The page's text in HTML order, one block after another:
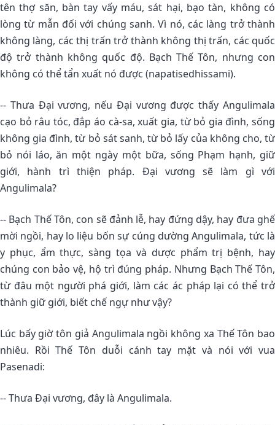
tên thợ săn, bàn tay vấy máu, sát hại, bạo tàn, không có
lòng từ mẫn đối với chúng sanh. Vì nó, các làng trở thành
không làng, các thị trấn trở thành không thị trấn, các quốc
độ trở thành không quốc độ. Bạch Thế Tôn, nhưng con
không có thể tẩn xuất nó được (napatisedhissami).
-- Thưa Ðại vương, nếu Ðại vương được thấy Angulimala
cạo bỏ râu tóc, đắp áo cà-sa, xuất gia, từ bỏ gia đình, sống
không gia đình, từ bỏ sát sanh, từ bỏ lấy của không cho, từ
bỏ nói láo, ăn một ngày một bữa, sống Phạm hạnh, giữ
giới, hành trì thiện pháp. Ðại vương sẽ làm gì với
Angulimala?
-- Bạch Thế Tôn, con sẽ đảnh lễ, hay đứng dậy, hay đưa ghế
mời ngồi, hay lo liệu bốn sự cúng dường Angulimala, tức là
y phục, ẩm thực, sàng tọa và dược phẩm trị bệnh, hay
chúng con bảo vệ, hộ trì đúng pháp. Nhưng Bạch Thế Tôn,
từ đâu một người phá giới, làm các ác pháp lại có thể trở
thành giữ giới, biết chế ngự như vậy?
Lúc bấy giờ tôn giả Angulimala ngồi không xa Thế Tôn bao
nhiêu. Rồi Thế Tôn duỗi cánh tay mặt và nói với vua
Pasenadi:
-- Thưa Ðại vương, đây là Angulimala.